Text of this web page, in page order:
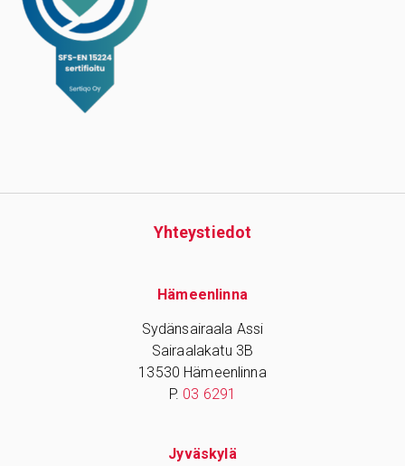
Yhteys­tiedot
Hämeenlinna
Sydänsairaala Assi
Sairaalakatu 3B
13530 Hämeenlinna
P. 03 6291
Jyväskylä